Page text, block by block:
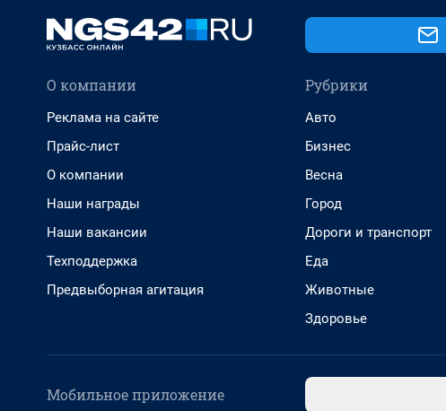
О компании
Реклама на сайте
Прайс-лист
О компании
Наши награды
Наши вакансии
Техподдержка
Предвыборная агитация
Рубрики
Авто
Бизнес
Весна
Город
Дороги и транспорт
Еда
Животные
Здоровье
Мобильное приложение